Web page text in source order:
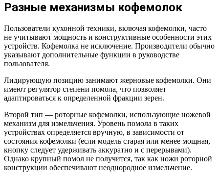
Разные механизмы кофемолок
Пользователи кухонной техники, включая кофемолки, часто
не учитывают мощность и конструктивные особенности этих
устройств. Кофемолка не исключение. Производители обычно
указывают дополнительные функции в руководстве
пользователя.
Лидирующую позицию занимают жерновые кофемолки. Они
имеют регулятор степени помола, что позволяет
адаптироваться к определенной фракции зерен.
Второй тип — роторные кофемолки, использующие ножевой
механизм для измельчения. Уровень помола в таких
устройствах определяется вручную, в зависимости от
состояния кофемолки (если модель старая или менее мощная,
кнопку следует удерживать аккуратно и с перерывами).
Однако крупный помол не получится, так как ножи роторной
конструкции обеспечивают неоднородное измельчение.